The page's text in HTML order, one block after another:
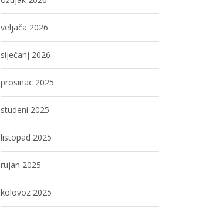
veljača 2026
siječanj 2026
prosinac 2025
studeni 2025
listopad 2025
rujan 2025
kolovoz 2025